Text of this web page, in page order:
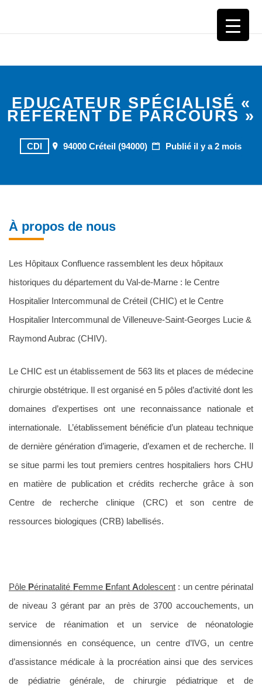
EDUCATEUR SPÉCIALISÉ «
RÉFÉRENT DE PARCOURS »
CDI 94000 Créteil (94000) Publié il y a 2 mois
À propos de nous
Les Hôpitaux Confluence rassemblent les deux hôpitaux
historiques du département du Val-de-Marne : le Centre
Hospitalier Intercommunal de Créteil (CHIC) et le Centre
Hospitalier Intercommunal de Villeneuve-Saint-Georges Lucie &
Raymond Aubrac (CHIV).
Le CHIC est un établissement de 563 lits et places de médecine
chirurgie obstétrique. Il est organisé en 5 pôles d’activité dont les
domaines d’expertises ont une reconnaissance nationale et
internationale. L’établissement bénéficie d’un plateau technique
de dernière génération d’imagerie, d’examen et de recherche. Il
se situe parmi les tout premiers centres hospitaliers hors CHU
en matière de publication et crédits recherche grâce à son
Centre de recherche clinique (CRC) et son centre de
ressources biologiques (CRB) labellisés.
Pôle Périnatalité Femme Enfant Adolescent : un centre périnatal
de niveau 3 gérant par an près de 3700 accouchements, un
service de réanimation et un service de néonatologie
dimensionnés en conséquence, un centre d’IVG, un centre
d’assistance médicale à la procréation ainsi que des services
de pédiatrie générale, de chirurgie pédiatrique et de